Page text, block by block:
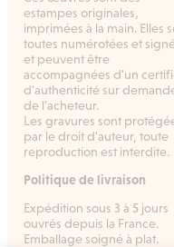
estampes originales,
imprimées à la main. Elles
toutes numérotées et
et peuvent être
accompagnées d'un
d'authenticité sur
de l'acheteur.
Les gravures sont
par le droit d'auteur, toute
reproduction est interdite.
Politique de livraison
Expédition sous 3 à 5 jours
ouvrés depuis la France.
Emballage soigné à plat.